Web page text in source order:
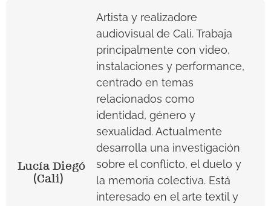
Lucía Diegó
(Cali)
Artista y realizadore
audiovisual de Cali. Trabaja
principalmente con video,
instalaciones y performance,
centrado en temas
relacionados como
identidad, género y
sexualidad. Actualmente
desarrolla una investigación
sobre el conflicto, el duelo y
la memoria colectiva. Está
interesado en el arte textil y